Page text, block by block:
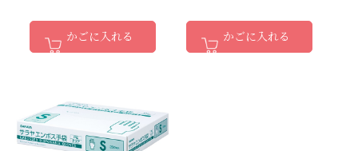
かごに入れる かごに入れる